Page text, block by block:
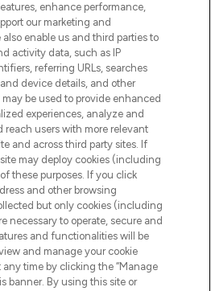
Einkaufswert von 30€.
Einwilligung
or Share My Personal
Information
INFORMATION
19
enhance performance,
our marketing and
enable us and third parties to
activity data, such as IP
referring URLs, searches
device details, and other
be used to provide enhanced
experiences, analyze and
reach users with more relevant
and across third party sites. If
may deploy cookies (including
these purposes. If you click
and other browsing
but only cookies (including
necessary to operate, secure and
and functionalities will be
and manage your cookie
time by clicking the “Manage
banner. By using this site or